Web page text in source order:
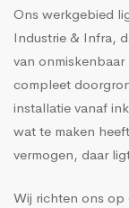
Ons werkgebied
Industrie & Infra,
van
compleet
installatie vanaf
wat te maken
vermogen, daar
Wij richten ons op